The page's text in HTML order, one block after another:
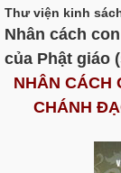
Thư viện kinh
Nhân cách
của Phật giáo
NHÂN CÁCH
CHÁNH